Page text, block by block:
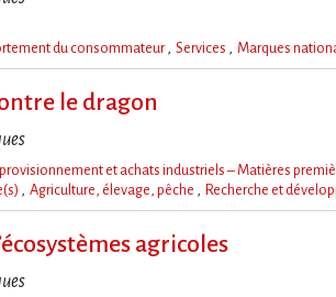
du consommateur Services Marques
le dragon
et achats industriels – Matières
Agriculture, élevage, pêche Recherche et
agricoles